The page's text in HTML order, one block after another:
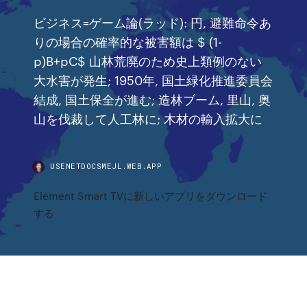
ビジネス=ゲーム論(ラッド): 円, 避難命令あ
りの場合の確率的な被害額は $ (1-
p)B+pC$ 山林荒廃のため史上類例のない
大水害が発生; 1950年, 国土緑化推進委員会
結成, 国土保全が進む; 造林ブーム, 里山, 奥
山を伐裁して人工林に; 木材の輸入拡大に
USENETDOCSMEJL.WEB.APP
Element Smart TVに新しいアプリをダウンロード
する